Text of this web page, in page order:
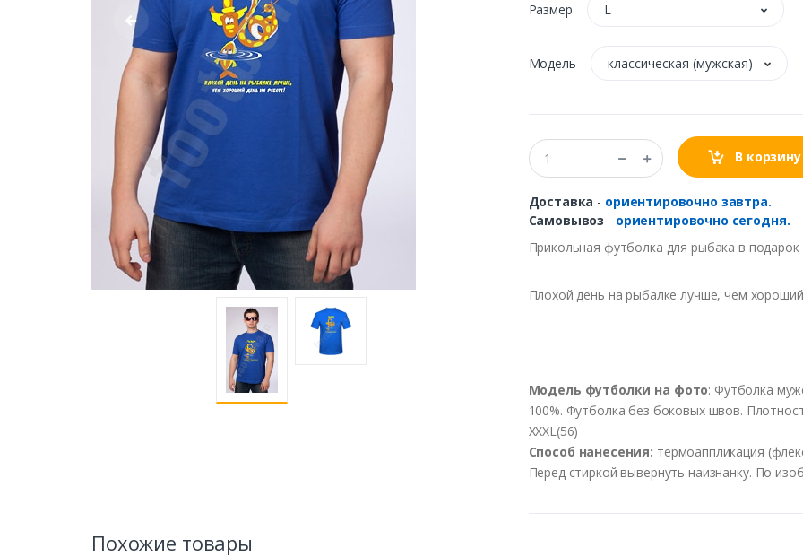
Размер L
Модель классическая (мужская)
В корзину
Доставка - ориентировочно завтра.
Самовывоз - ориентировочно сегодня.
Прикольная футболка для рыбака в подарок
Плохой день на рыбалке лучше, чем
Модель футболки на фото: Футболка
100%. Футболка без боковых швов.
XXXL(56)
Способ нанесения: термоаппликация (
Перед стиркой вывернутьнаизнанку. По
Похожие товары